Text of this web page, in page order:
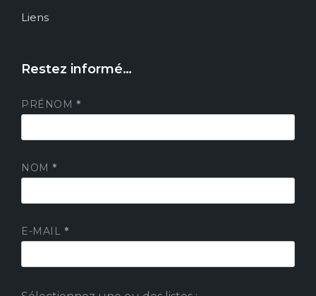
Liens
Restez informé…
PRÉNOM *
NOM *
E-MAIL *